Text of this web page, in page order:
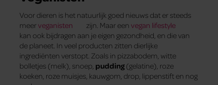
Voor dieren is het natuurlijk goed nieuws dat er steeds
meerveganisten zijn. Maar een vegan lifestyle
kan ook bijdragen aan je eigen gezondheid, en die van
de planeet. In veel producten zitten dierlijke
ingrediënten verstopt. Zoals in pizzabodem, witte
bolletjes (melk), snoep, pudding (gelatine), roze
koeken, roze muisjes, kauwgom, drop, lippenstift en nog